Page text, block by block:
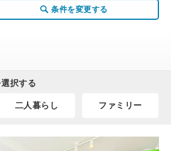
条件を変更する
択する
二人暮らし ファミリー